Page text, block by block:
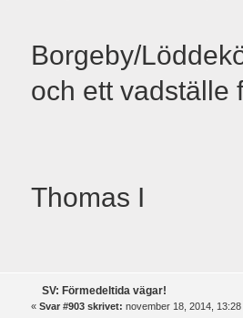
Borgeby/
och ett vadställe
Thomas I
SV: Förmedeltida vägar!
« Svar #903 skrivet: november 18, 2014, 13:28